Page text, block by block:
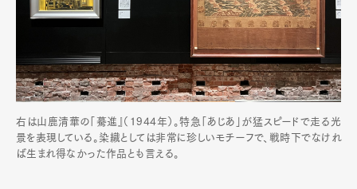
右は山鹿清華の「驀進』（1944年）。特急「あじあ」が猛スピードで走る光
景を表現している。染織としては非常に珍しいモチーフで、戦時下でなけれ
ば生まれ得なかった作品とも言える。